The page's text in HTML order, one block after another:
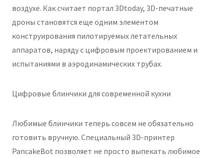
воздухе. Как считает портал 3Dtoday, 3D-печатные
дроны становятся еще одним элементом
конструирования пилотируемых летательных
аппаратов, наряду с цифровым проектированием и
испытаниями в аэродинамических трубах.
Цифровые блинчики для современной кухни
Любимые блинчики теперь совсем не обязательно
готовить вручную. Специальный 3D-принтер
PancakeBot позволяет не просто выпекать любимое